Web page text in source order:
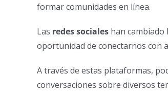
formar comunidades en línea.
Las redes sociales han
oportunidad de conectarnos con
A través de estas plataformas,
conversaciones sobre diversos